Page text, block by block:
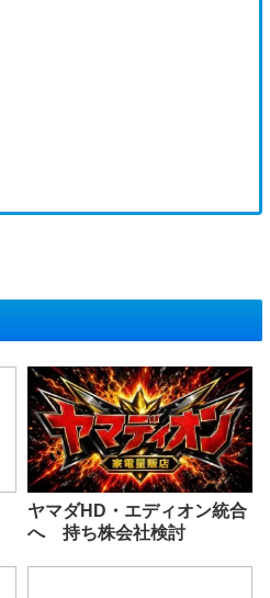
ヤマダHD・エディオン統合
へ 持ち株会社検討